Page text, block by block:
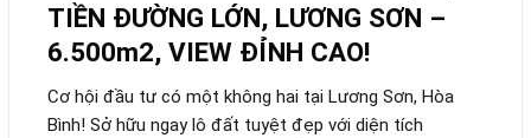
TIỀN ĐƯỜNG LỚN, LƯƠNG SƠN –
6.500m2, VIEW ĐỈNH CAO!
Cơ hội đầu tư có một không hai tại Lương Sơn, Hòa
Bình! Sở hữu ngay lô đất tuyệt đẹp với diện tích